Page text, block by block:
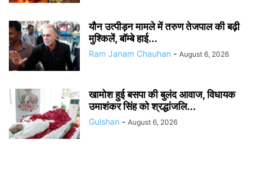
यौन उत्पीड़न मामले में तरुण तेजपाल की बढ़ी
मुश्किलें, बॉम्बे हाई...
Ram Janam Chauhan - August 6, 2026
खामोश हुई बसपा की बुलंद आवाज, विधायक
उमाशंकर सिंह को श्रद्धांजलि...
Gulshan - August 6, 2026